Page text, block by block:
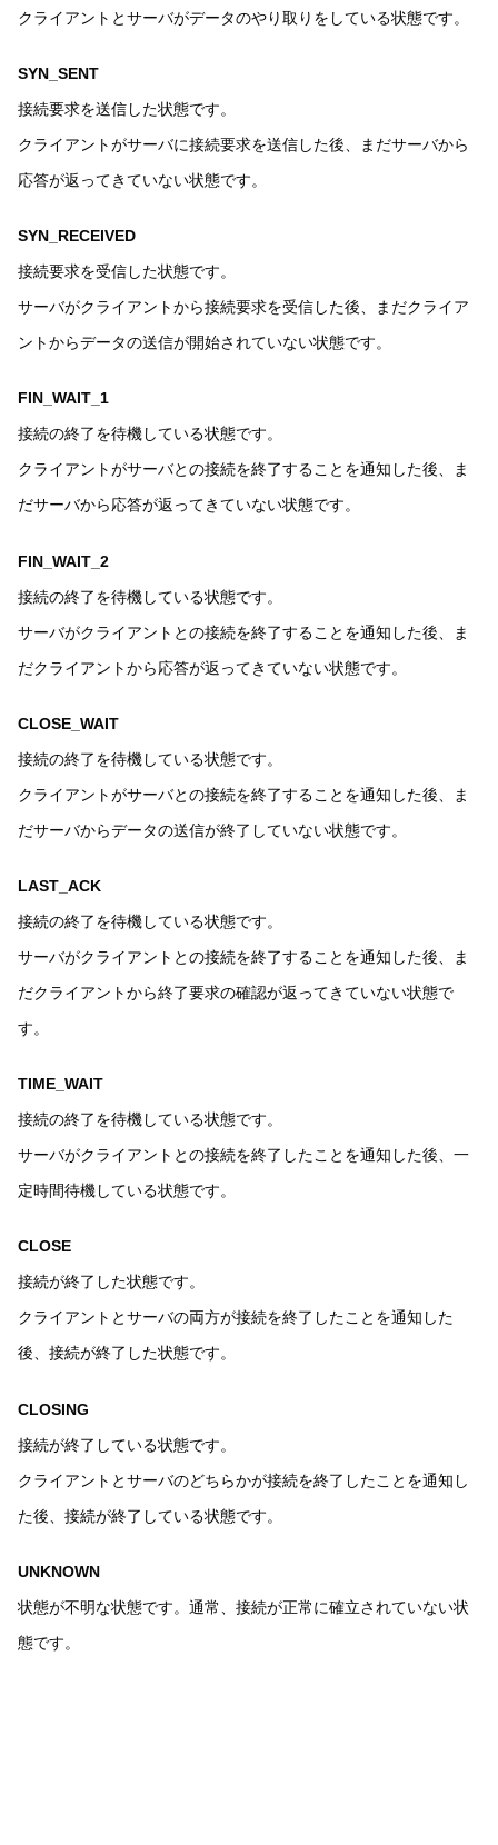
クライアントとサーバがデータのやり取りをしている状態です。
SYN_SENT
接続要求を送信した状態です。
クライアントがサーバに接続要求を送信した後、まだサーバから
応答が返ってきていない状態です。
SYN_RECEIVED
接続要求を受信した状態です。
サーバがクライアントから接続要求を受信した後、まだクライア
ントからデータの送信が開始されていない状態です。
FIN_WAIT_1
接続の終了を待機している状態です。
クライアントがサーバとの接続を終了することを通知した後、ま
だサーバから応答が返ってきていない状態です。
FIN_WAIT_2
接続の終了を待機している状態です。
サーバがクライアントとの接続を終了することを通知した後、ま
だクライアントから応答が返ってきていない状態です。
CLOSE_WAIT
接続の終了を待機している状態です。
クライアントがサーバとの接続を終了することを通知した後、ま
だサーバからデータの送信が終了していない状態です。
LAST_ACK
接続の終了を待機している状態です。
サーバがクライアントとの接続を終了することを通知した後、ま
だクライアントから終了要求の確認が返ってきていない状態で
す。
TIME_WAIT
接続の終了を待機している状態です。
サーバがクライアントとの接続を終了したことを通知した後、一
定時間待機している状態です。
CLOSE
接続が終了した状態です。
クライアントとサーバの両方が接続を終了したことを通知した
後、接続が終了した状態です。
CLOSING
接続が終了している状態です。
クライアントとサーバのどちらかが接続を終了したことを通知し
た後、接続が終了している状態です。
UNKNOWN
状態が不明な状態です。通常、接続が正常に確立されていない状
態です。